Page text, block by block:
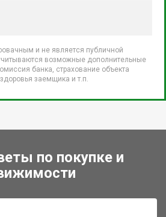
и не является публичной
возможные дополнительные
банка, страхование объекта
заемщика и т.п.
по покупке и